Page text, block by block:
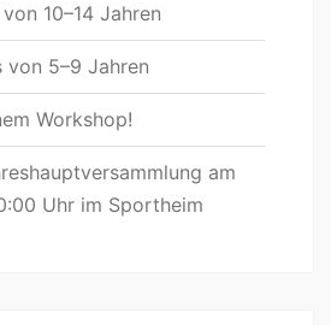
von 10–14 Jahren
von 5–9 Jahren
Workshop!
am
Uhr im Sportheim